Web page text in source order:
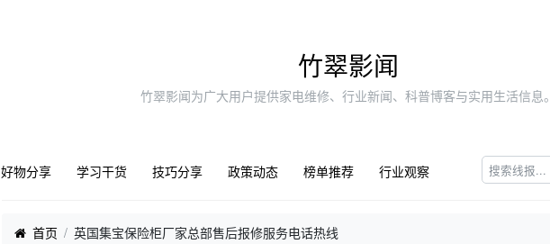
竹翠影闻
竹翠影闻为广大用户提供家电维修、行业新闻、科普博客与实用生活信息
好物分享 学习干货 技巧分享 政策动态 榜单推荐 行业观察
首页 英国集宝保险柜厂家总部售后报修服务电话热线